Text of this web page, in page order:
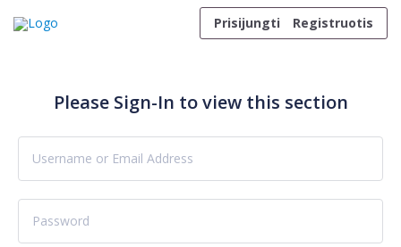
Prisijungti
Registruotis
Please Sign-In to view this section